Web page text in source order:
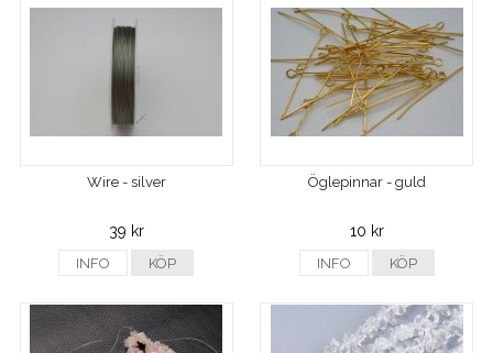
Wire - silver
39 kr
INFO KÖP
Öglepinnar - guld
10 kr
INFO KÖP